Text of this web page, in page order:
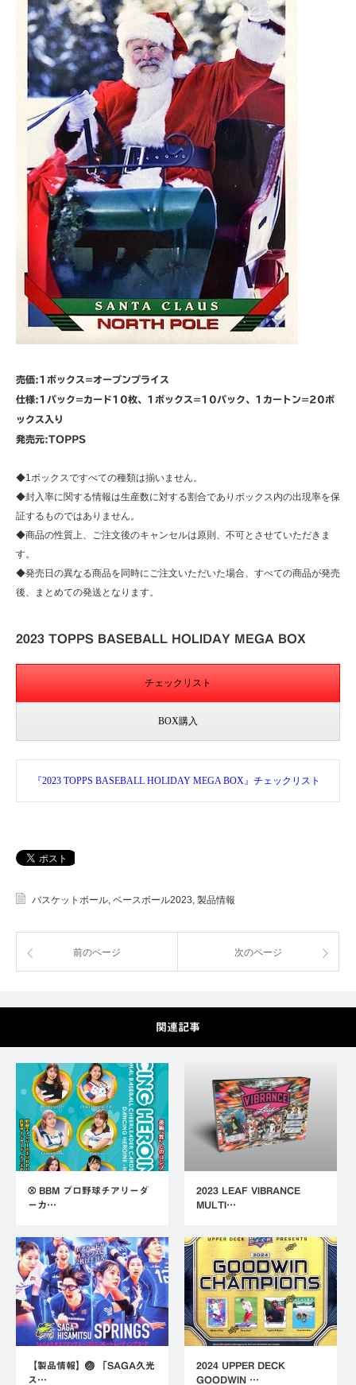
売価:1ボックス=オープンプライス
仕様:1パック=カード10枚、1ボックス=10パック、1カートン=20ボ
ックス入り
発売元:TOPPS
◆1ボックスですべての種類は揃いません。
◆封入率に関する情報は生産数に対する割合でありボックス内の出現率を保
証するものではありません。
◆商品の性質上、ご注文後のキャンセルは原則、不可とさせていただきま
す。
◆発売日の異なる商品を同時にご注文いただいた場合、すべての商品が発売
後、まとめての発送となります。
2023 TOPPS BASEBALL HOLIDAY MEGA BOX
チェックリスト
BOX購入
『2023 TOPPS BASEBALL HOLIDAY MEGA BOX』チェックリスト
バスケットボール, ベースボール2023, 製品情報
前のページ 次のページ
関連記事
⚾ BBM プロ野球チアリーダ
ーカ…
2023 LEAF VIBRANCE
MULTI…
【製品情報】🏐 「SAGA久光
ス…
2024 UPPER DECK
GOODWIN …